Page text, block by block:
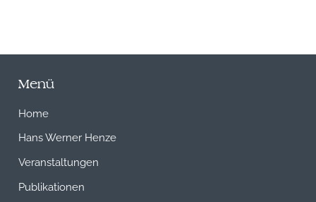
Menü
Home
Hans Werner Henze
Veranstaltungen
Publikationen